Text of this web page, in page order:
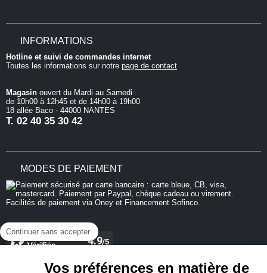
Continuer sans accepter
Vos préférences en matière de
INFORMATIONS
Hotline et suivi de commandes internet
Toutes les informations sur notre page de contact
Magasin ouvert du Mardi au Samedi
de 10h00 à 12h45 et de 14h00 à 19h00
18 allée Baco - 44000 NANTES
T. 02 40 35 30 42
MODES DE PAIEMENT